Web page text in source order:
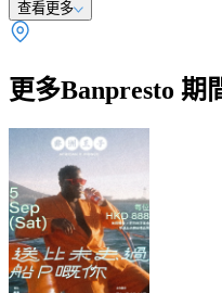
查看更多
更多Banpresto 期